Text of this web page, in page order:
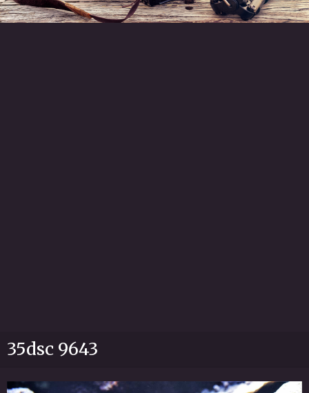
35dsc 9643